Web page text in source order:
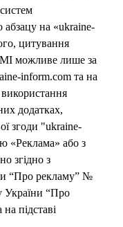
на «ukraine-
цитування
можливе лише за
inform.com та на
додатках,
згоди "ukraine-
«Реклама» або з
згідно з
“Про рекламу” №
України “Про
підставі